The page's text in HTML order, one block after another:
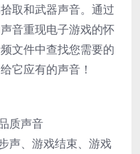
取和武器声音。通过
音重现电子游戏的怀
文件中查找您需要的
它应有的声音！
质声音
声、游戏结束、游戏